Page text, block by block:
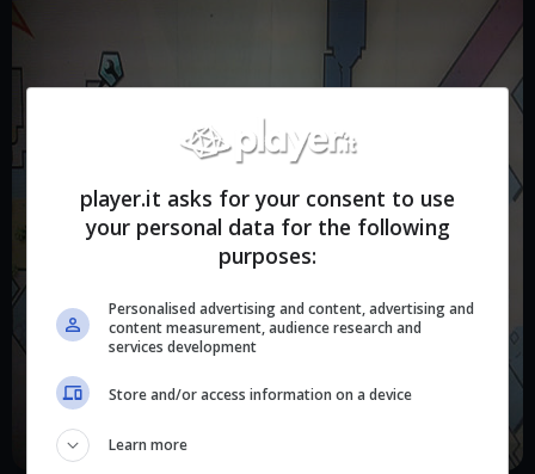
player.it asks for your consent to use
your personal data for the following
purposes:
Personalised advertising and content, advertising and
content measurement, audience research and
services development
Store and/or access information on a device
Learn more